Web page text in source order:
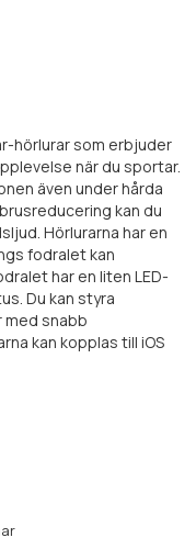
hörlurar som erbjuder
när du sportar.
även under hårda
kan du
Hörlurarna har en
fodralet kan
har en liten LED-
Du kan styra
med snabb
kan kopplas till iOS